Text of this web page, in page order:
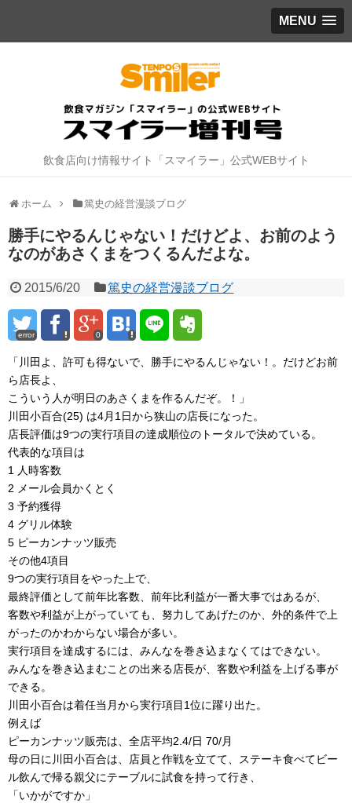
MENU
飲食店向け情報サイト「スマイラー」公式WEBサイト
ホーム 篤史の経営漫談ブログ
勝手にやるんじゃない！だけどよ、お前のよう
なのがあさくまをつくるんだよな。
2015/6/20 篤史の経営漫談ブログ
error 0
「川田よ、許可も得ないで、勝手にやるんじゃない！。だけどお前
ら店長よ、
こういう人が明日のあさくまを作るんだぞ。！」
川田小百合(25) は4月1日から狭山の店長になった。
店長評価は9つの実行項目の達成順位のトータルで決めている。
代表的な項目は
1 人時客数
2 メール会員かくとく
3 予約獲得
4 グリル体験
5 ピーカンナッツ販売
その他4項目
9つの実行項目をやった上で、
最終評価として前年比客数、前年比利益が一番大事ではあるが、
客数や利益が上がっていても、努力してあげたのか、外的条件で上
がったのかわからない場合が多い。
実行項目を達成するには、みんなを巻き込まなくてはできない。
みんなを巻き込まむことの出来る店長が、客数や利益を上げる事が
できる。
川田小百合は着任当月から実行項目1位に躍り出た。
例えば
ピーカンナッツ販売は、全店平均2.4/日 70/月
母の日に川田小百合は、店員と作戦を立てて、ステーキ食べてビー
ル飲んで帰る親父にテーブルに試食を持って行き、
「いかがですか」